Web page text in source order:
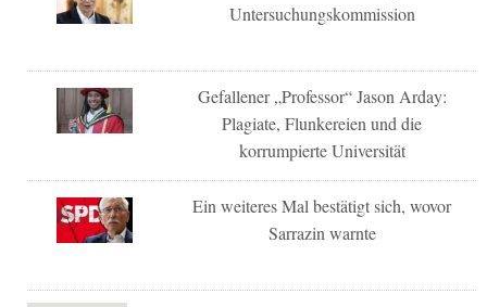
Untersuchungskommission
Gefallener „Professor“ Jason Arday:
Plagiate, Flunkereien und die
korrumpierte Universität
Ein weiteres Mal bestätigt sich, wovor
Sarrazin warnte